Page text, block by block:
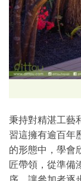
秉持對精湛工藝
習這擁有逾百年
的形態中，學會
匠帶領，從準備